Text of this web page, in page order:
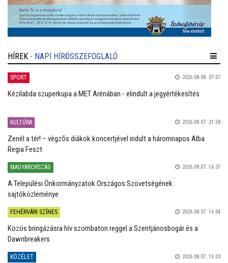
HÍREK - NAPI HÍRÖSSZEFOGLALÓ
SPORT 2026.08.08. 07:07
Kézilabda szuperkupa a MET Arénában - elindult a jegyértékesítés
KULTÚRA 2026.08.07. 21:58
Zenél a tér! – végzős diákok koncertjével indult a háromnapos Alba
Regia Feszt
MAGYARORSZÁG 2026.08.07. 16:37
A Települési Önkormányzatok Országos Szövetségének
sajtóközleménye
FEHÉRVÁRI SZÍNES 2026.08.07. 16:04
Közös bringázásra hív szombaton reggel a Szentjánosbogár és a
Dawnbreakers
KÖZÉLET 2026.08.07. 15:03